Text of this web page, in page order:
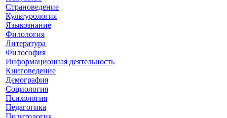
Страноведение
Культурология
Языкознание
Филология
Литература
Философия
Информационная деятельность
Книговедение
Демография
Социология
Психология
Педагогика
Политология